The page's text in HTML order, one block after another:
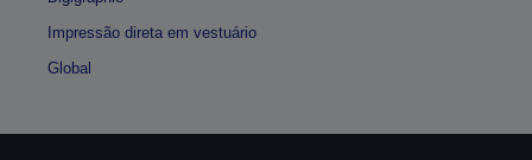
Impressão direta em vestuário
Global